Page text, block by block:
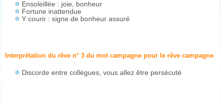
Ensoleillée : joie, bonheur
Fortune inattendue
Y courir : signe de bonheur assuré
Interprétation du rêve n° 3 du mot campagne pour le rêvecampagne
Discorde entre collègues, vous allez être persécuté